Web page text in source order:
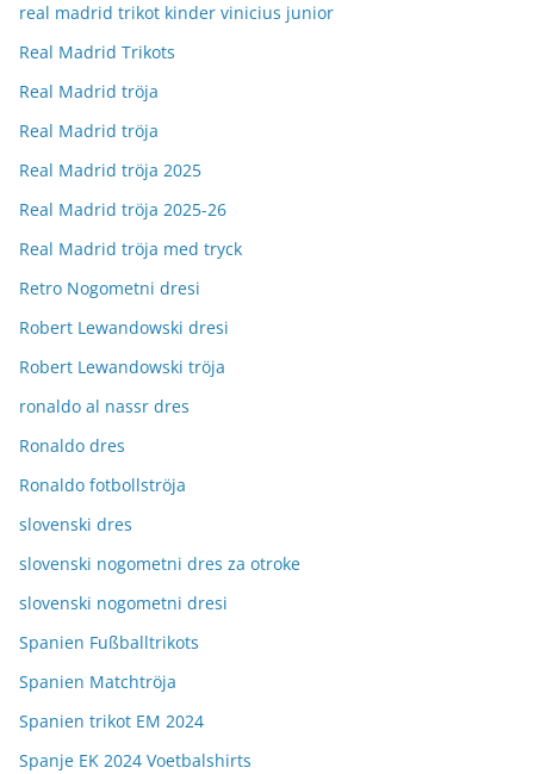
real madrid trikot kinder vinicius junior
Real Madrid Trikots
Real Madrid tröja
Real Madrid tröja
Real Madrid tröja 2025
Real Madrid tröja 2025-26
Real Madrid tröja med tryck
Retro Nogometni dresi
Robert Lewandowski dresi
Robert Lewandowski tröja
ronaldo al nassr dres
Ronaldo dres
Ronaldo fotbollströja
slovenski dres
slovenski nogometni dres za otroke
slovenski nogometni dresi
Spanien Fußballtrikots
Spanien Matchtröja
Spanien trikot EM 2024
Spanje EK 2024 Voetbalshirts